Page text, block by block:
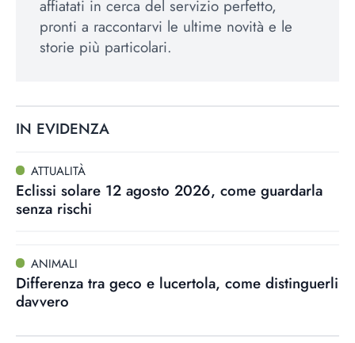
affiatati in cerca del servizio perfetto,
pronti a raccontarvi le ultime novità e le
storie più particolari.
IN EVIDENZA
ATTUALITÀ
Eclissi solare 12 agosto 2026, come guardarla
senza rischi
ANIMALI
Differenza tra geco e lucertola, come distinguerli
davvero